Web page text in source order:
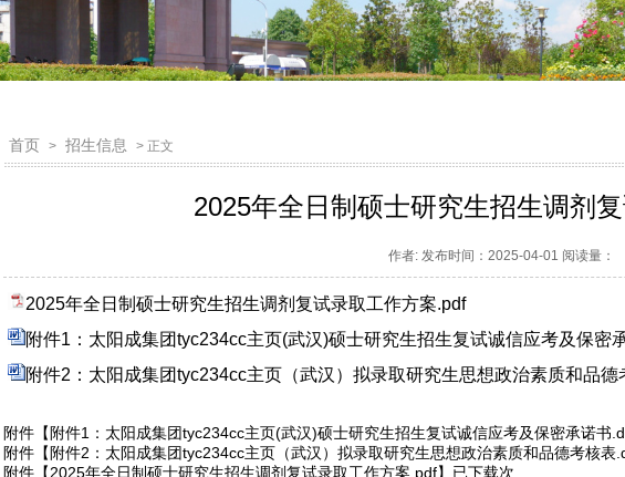
首页 > 招生信息 > 正文
2025年全日制硕士研究生招生调剂
作者: 发布时间：2025-04-01 阅读量：
2025年全日制硕士研究生招生调剂复试录取工作方案.pdf
附件1：太阳成集团tyc234cc主页(武汉)硕士研究生招生复试诚信应考及保密
附件2：太阳成集团tyc234cc主页（武汉）拟录取研究生思想政治素质和品德
附件【 附件1：太阳成集团tyc234cc主页(武汉)硕士研究生招生复试诚信应考及保密承诺书
附件【 附件2：太阳成集团tyc234cc主页（武汉）拟录取研究生思想政治素质和品德考核表
附件【2025年全日制硕士研究生招生调剂复试录取工作方案.pdf】已下载次